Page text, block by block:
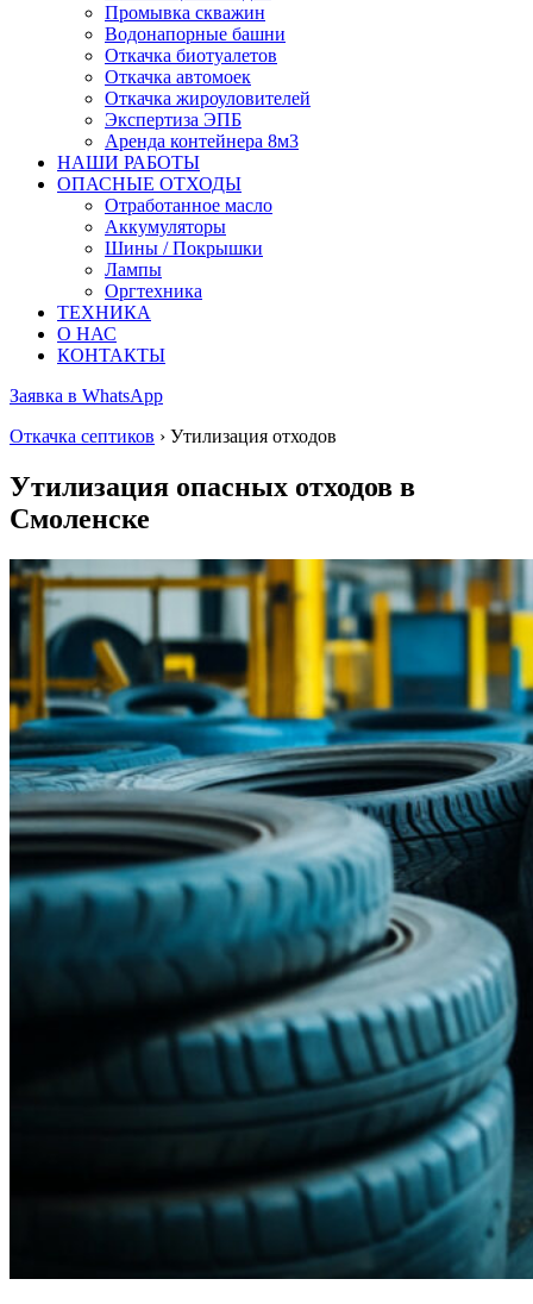
Промывка скважин
Водонапорные башни
Откачка биотуалетов
Откачка автомоек
Откачка жироуловителей
Экспертиза ЭПБ
Аренда контейнера 8м3
НАШИ РАБОТЫ
ОПАСНЫЕ ОТХОДЫ
Отработанное масло
Аккумуляторы
Шины / Покрышки
Лампы
Оргтехника
ТЕХНИКА
О НАС
КОНТАКТЫ
Заявка в WhatsApp
Откачка септиков › Утилизация отходов
Утилизация опасных отходов в
Смоленске